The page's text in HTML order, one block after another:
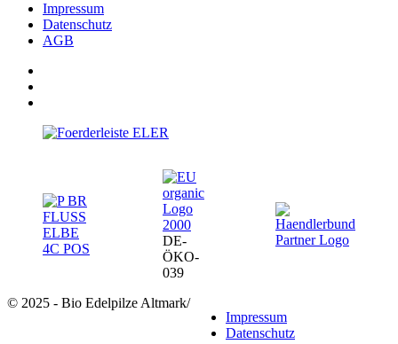
Impressum
Datenschutz
AGB
DE-
ÖKO-
039
© 2025 - Bio Edelpilze Altmark/
Impressum
Datenschutz